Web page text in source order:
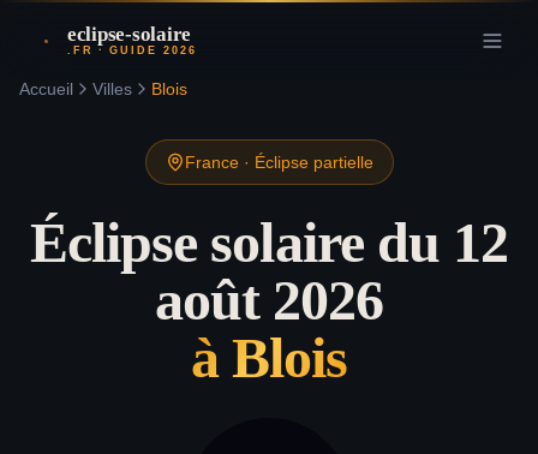
eclipse-solaire
.FR · GUIDE 2026
Accueil Villes Blois
France· Éclipse partielle
Éclipse solaire du 12
août 2026
àBlois